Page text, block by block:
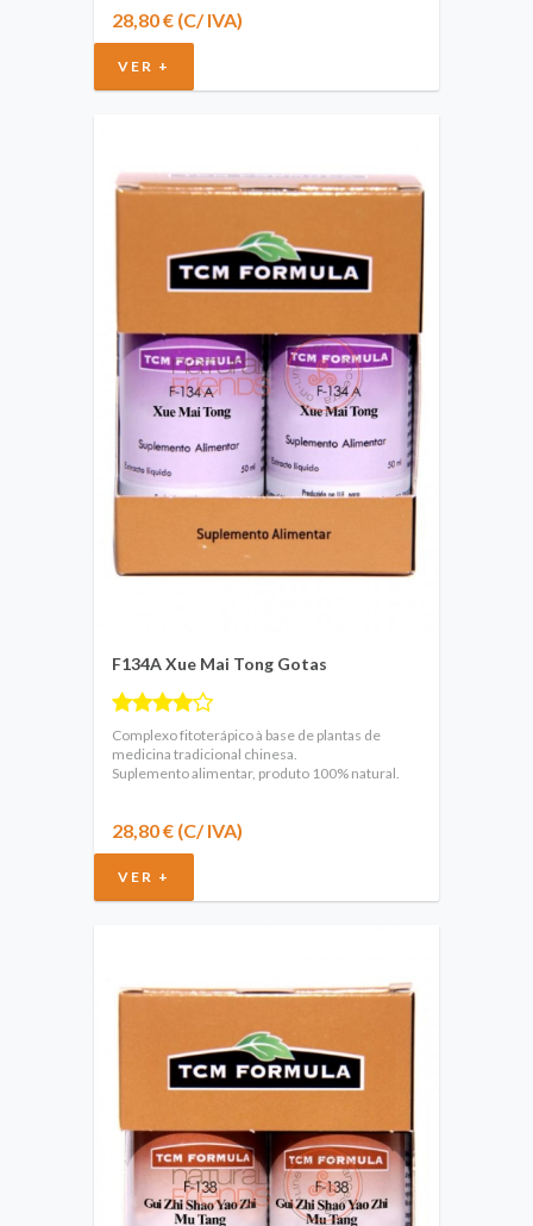
28,80 € (C/ IVA)
VER +
F134A Xue Mai Tong Gotas
Complexo fitoterápico à base de plantas de
medicina tradicional chinesa.
Suplemento alimentar, produto 100% natural.
28,80 € (C/ IVA)
VER +